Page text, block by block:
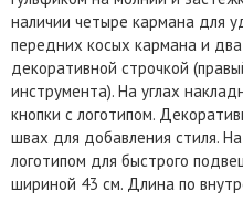
наличии четыре кармана для
передних косых кармана и
декоративной строчкой
инструмента). На углах
кнопки с логотипом.
швах для добавления стиля.
логотипом для быстрого
шириной 43 см. Длина по